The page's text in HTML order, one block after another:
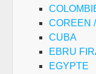
COREEN
CUBA
EBRU
EGYPTE